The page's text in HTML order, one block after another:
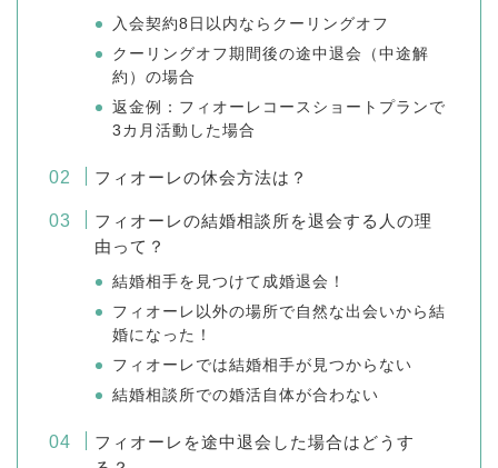
入会契約8日以内ならクーリングオフ
クーリングオフ期間後の途中退会（中途解
約）の場合
返金例：フィオーレコースショートプランで
3カ月活動した場合
フィオーレの休会方法は？
フィオーレの結婚相談所を退会する人の理
由って？
結婚相手を見つけて成婚退会！
フィオーレ以外の場所で自然な出会いから結
婚になった！
フィオーレでは結婚相手が見つからない
結婚相談所での婚活自体が合わない
フィオーレを途中退会した場合はどうす